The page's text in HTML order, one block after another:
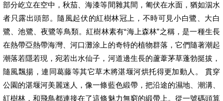
部分屹立在空中，秋茄、海漆等間雜其間，匍伏在水面，猶如泅水
者只露出頭部。隨風起伏的紅樹林冠上，不時可見小白鷺、大白
鷺、池鷺、夜鷺等鳥類。紅樹林素有“海上森林”之稱，是一種生長
在熱帶亞熱帶海灣、河口灘涂上的奇特的植物群落，它們隨著潮起
潮落若隱若現，宛若出水仙子，河道邊生長的蘆葦茅草蓬勃挺拔，
隨風飄揚，連同葛藤等其它草木將湛堰河烘托得更加動人。 貫穿
公園的湛堰河美麗迷人，像一條藍色緞帶，把沿途的濕地、潮溝、
紅樹林，和飛鳥都連接在了這條魅力無窮的緞帶上。從一號碼頭算